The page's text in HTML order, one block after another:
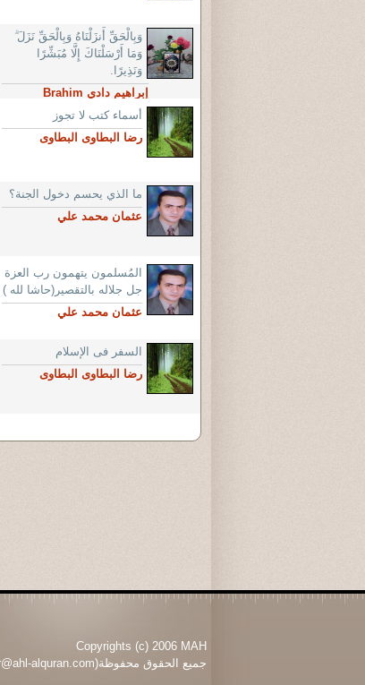
وَبِالْحَقِّ أَنزَلْنَاهُ وَبِالْحَقِّ نَزَلَ ۗ
وَمَا أَرْسَلْنَاكَ إِلَّا مُبَشِّرًا
وَنَذِيرًا.
إبراهيم دادي Brahim
Daddi
أسماء كتب لا تجوز
رضا البطاوى البطاوى
ما الذي يحسم دخول الجنة؟
عثمان محمد علي
المُسلمون يتهمون رب العزة
جل جلاله بالتقصير(حاشا لله )
عثمان محمد علي
السفر فى الإسلام
رضا البطاوى البطاوى
Copyrights (c) 2006 MAH
جميع الحقوق محفوظة(amir@ahl-alquran.com)